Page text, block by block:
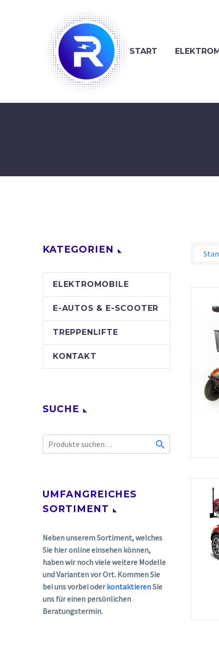
START
KATEGORIEN
ELEKTROMOBILE
E-AUTOS & E-SCOOTER
TREPPENLIFTE
KONTAKT
SUCHE

UMFANGREICHES
SORTIMENT
Neben unserem Sortiment, welches
Sie hier online einsehen können,
haben wir noch viele weitere Modelle
und Varianten vor Ort. Kommen Sie
bei uns vorbei oderkontaktierenSie
uns für einen persönlichen
Beratungstermin.